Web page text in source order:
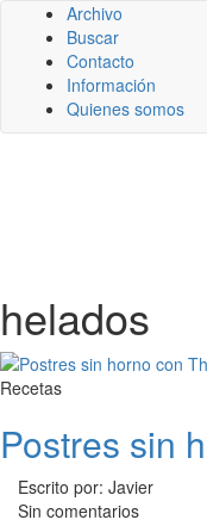
Archivo
Buscar
Contacto
Información
Quienes somos
helados
Recetas
Postres sin
Escrito por: Javier
Sin comentarios